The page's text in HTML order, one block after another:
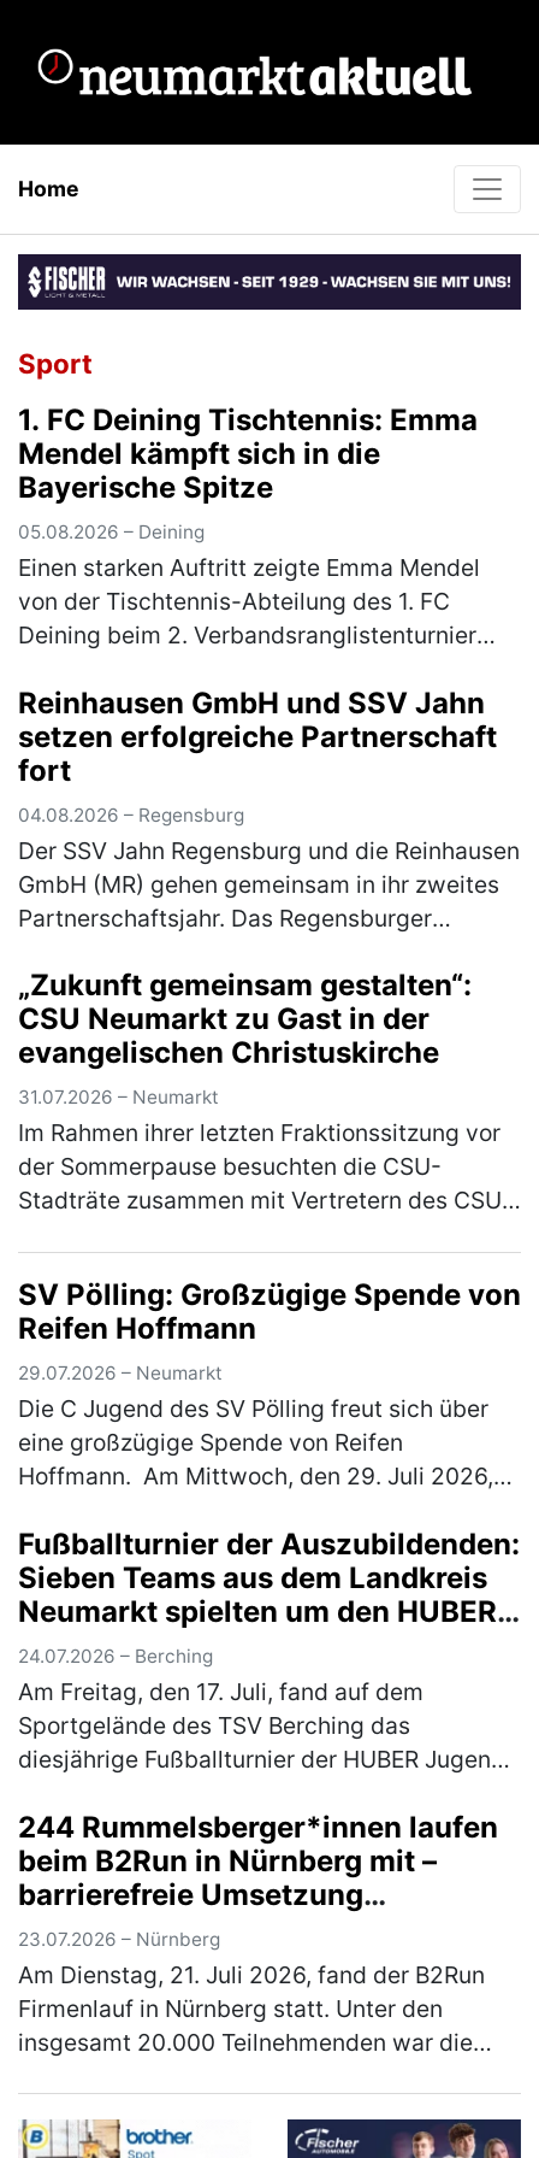
Home
Sport
1. FC Deining Tischtennis: Emma
Mendel kämpft sich in die
Bayerische Spitze
05.08.2026 – Deining
Einen starken Auftritt zeigte Emma Mendel
von der Tischtennis-Abteilung des 1. FC
Deining beim 2. Verbandsranglistenturnier
das hochkarätig besetzte Turnier…(mehr)
Reinhausen GmbH und SSV Jahn
setzen erfolgreiche Partnerschaft
fort
04.08.2026 – Regensburg
Der SSV Jahn Regensburg und die Reinhausen
GmbH (MR) gehen gemeinsam in ihr zweites
Partnerschaftsjahr. Das Regensburger
Zusammenarbeit mit dem Fußball-Drittligisten
f…(mehr)
„Zukunft gemeinsam gestalten“:
CSU Neumarkt zu Gast in der
evangelischen Christuskirche
31.07.2026 – Neumarkt
Im Rahmen ihrer letzten Fraktionssitzung vor
der Sommerpause besuchten die CSU-
Stadträte zusammen mit Vertretern des CSU-
Mich…(mehr)
SV Pölling: Großzügige Spende von
Reifen Hoffmann
29.07.2026 – Neumarkt
Die C Jugend des SV Pölling freut sich über
eine großzügige Spende von Reifen
Hoffmann. Am Mittwoch, den 29. Juli 2026,
Mannschaft übergeben. Der SV Pölling
bedank…(mehr)
Fußballturnier der Auszubildenden:
Sieben Teams aus dem Landkreis
Neumarkt spielten um den HUBER
Azubi-Cup
24.07.2026 – Berching
Am Freitag, den 17. Juli, fand auf dem
Sportgelände des TSV Berching das
diesjährige Fußballturnier der HUBER Jugend-
Insgesamt sieben Mannschaften aus dem La…
(mehr)
244 Rummelsberger*innen laufen
beim B2Run in Nürnberg mit –
barrierefreie Umsetzung
ermöglichte Rollstuhlfahrer*innen
Teilnahme am Firmenlauf
23.07.2026 – Nürnberg
Am Dienstag, 21. Juli 2026, fand der B2Run
Firmenlauf in Nürnberg statt. Unter den
insgesamt 20.000 Teilnehmenden war die
star…(mehr)